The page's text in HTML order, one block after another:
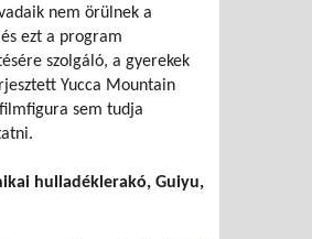
nem örülnek a
ezt a program
szolgáló, a gyerekek
Yucca Mountain
sem tudja
hulladéklerakó, Guiyu,